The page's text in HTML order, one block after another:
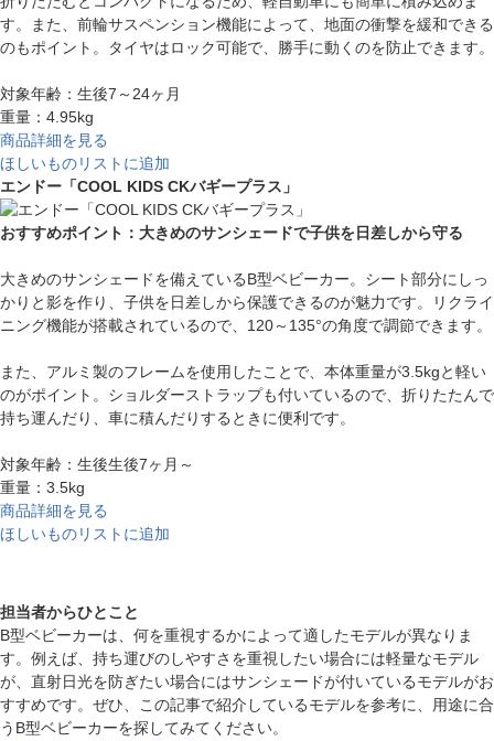
す。また、前輪サスペンション機能によって、地面の衝撃を緩和できる
のもポイント。タイヤはロック可能で、勝手に動くのを防止できます。
対象年齢：生後7～24ヶ月
重量：4.95kg
商品詳細を見る
ほしいものリストに追加
エンドー「COOL KIDS CKバギープラス」
おすすめポイント：大きめのサンシェードで子供を日差しから守る
大きめのサンシェードを備えているB型ベビーカー。シート部分にしっ
かりと影を作り、子供を日差しから保護できるのが魅力です。リクライ
ニング機能が搭載されているので、120～135°の角度で調節できます。
また、アルミ製のフレームを使用したことで、本体重量が3.5kgと軽い
のがポイント。ショルダーストラップも付いているので、折りたたんで
持ち運んだり、車に積んだりするときに便利です。
対象年齢：生後生後7ヶ月～
重量：3.5kg
商品詳細を見る
ほしいものリストに追加
担当者からひとこと
B型ベビーカーは、何を重視するかによって適したモデルが異なりま
す。例えば、持ち運びのしやすさを重視したい場合には軽量なモデル
が、直射日光を防ぎたい場合にはサンシェードが付いているモデルがお
すすめです。ぜひ、この記事で紹介しているモデルを参考に、用途に合
うB型ベビーカーを探してみてください。